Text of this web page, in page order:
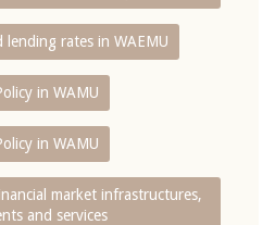
rates in WAEMU
in WAMU
in WAMU
market infrastructures,
and services